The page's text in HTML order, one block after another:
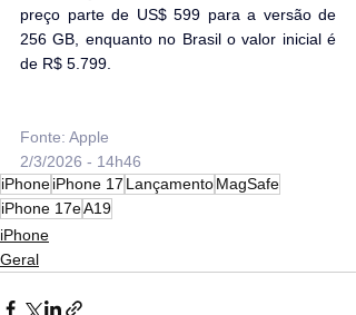
preço parte de US$ 599 para a versão de
256 GB, enquanto no Brasil o valor inicial é
de R$ 5.799.
Fonte: Apple
2/3/2026 - 14h46
iPhoneiPhone 17 LançamentoMagSafe
iPhone 17eA19
iPhone
Geral